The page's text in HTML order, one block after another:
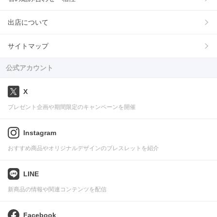
出店について
サイトマップ
公式アカウント
X
プレゼント企画や期間限定のキャンペーンを開催
Instagram
おすすめ商品やオリジナルデザインのブレスレットを紹介
LINE
新商品の情報や関連コンテンツを配信
Facebook